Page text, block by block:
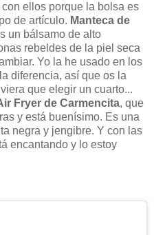
ellos porque la bolsa es
de artículo. Manteca de
un bálsamo de alto
rebeldes de la piel seca
Yo la he usado en los
diferencia, así que os la
que elegir un cuarto...
Fryer de Carmencita, que
y está buenísimo. Es una
negra y jengibre. Y con las
encantando y lo estoy